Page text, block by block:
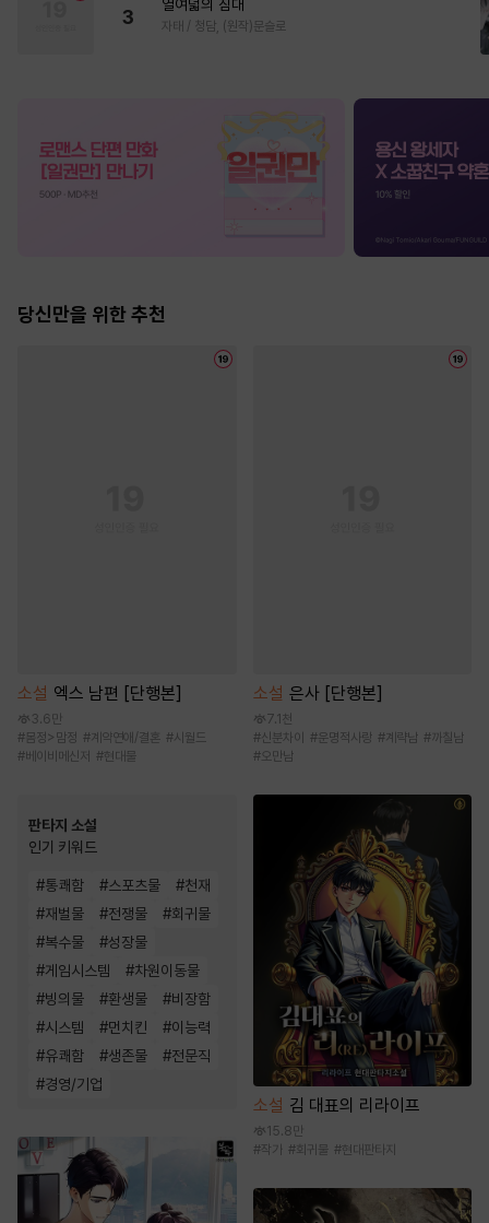
3
열여덟의 침대
자태 / 청담, (원작)문슬로
당신만을 위한 추천
소설 엑스 남편 [단행본]
3.6만
#몸정>맘정 # 계약연애/결혼 #시월드
#베이비메신저 #현대물
판타지 소설
인기 키워드
#통쾌함 #스포츠물 #천재
#재벌물 #전쟁물 #회귀물
#복수물 #성장물
#게임시스템 #차원이동물
#빙의물 #환생물 #비장함
#시스템 #먼치킨 #이능력
#유쾌함 #생존물 #전문직
#경영/기업
소설 은사 [단행본]
7.1천
#신분차이 #운명적사랑 #계략남 #까칠남
#오만남
소설 김 대표의 리라이프
15.8만
#작가 #회귀물 #현대판타지